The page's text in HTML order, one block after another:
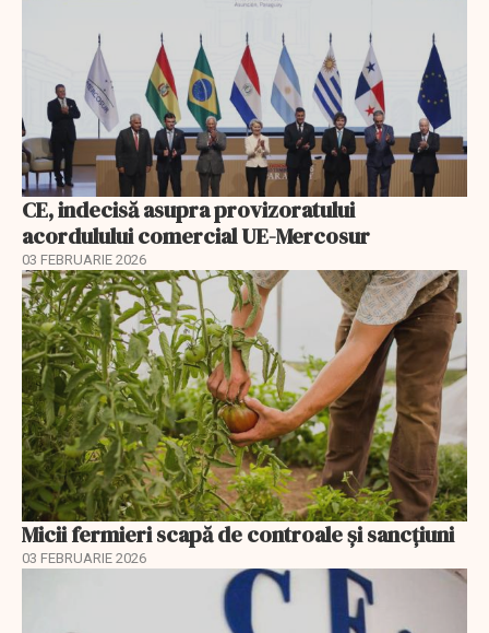
CE, indecisă asupra provizoratului
acordulului comercial UE-Mercosur
03 FEBRUARIE 2026
Micii fermieri scapă de controale și sancțiuni
03 FEBRUARIE 2026